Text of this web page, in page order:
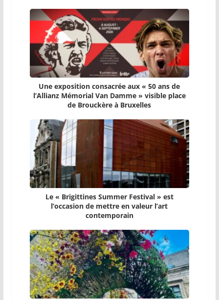
Une exposition consacrée aux « 50 ans de
l’Allianz Mémorial Van Damme » visible place
de Brouckère à Bruxelles
Le « Brigittines Summer Festival » est
l’occasion de mettre en valeur l’art
contemporain